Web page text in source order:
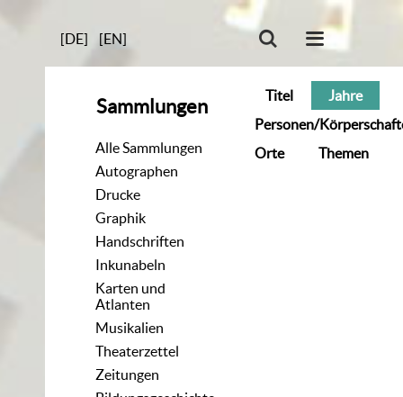
[DE] [EN]
Sammlungen
Alle Sammlungen
Autographen
Drucke
Graphik
Handschriften
Inkunabeln
Karten und
Atlanten
Musikalien
Theaterzettel
Zeitungen
Titel
Jahre
Personen/
Orte
Themen